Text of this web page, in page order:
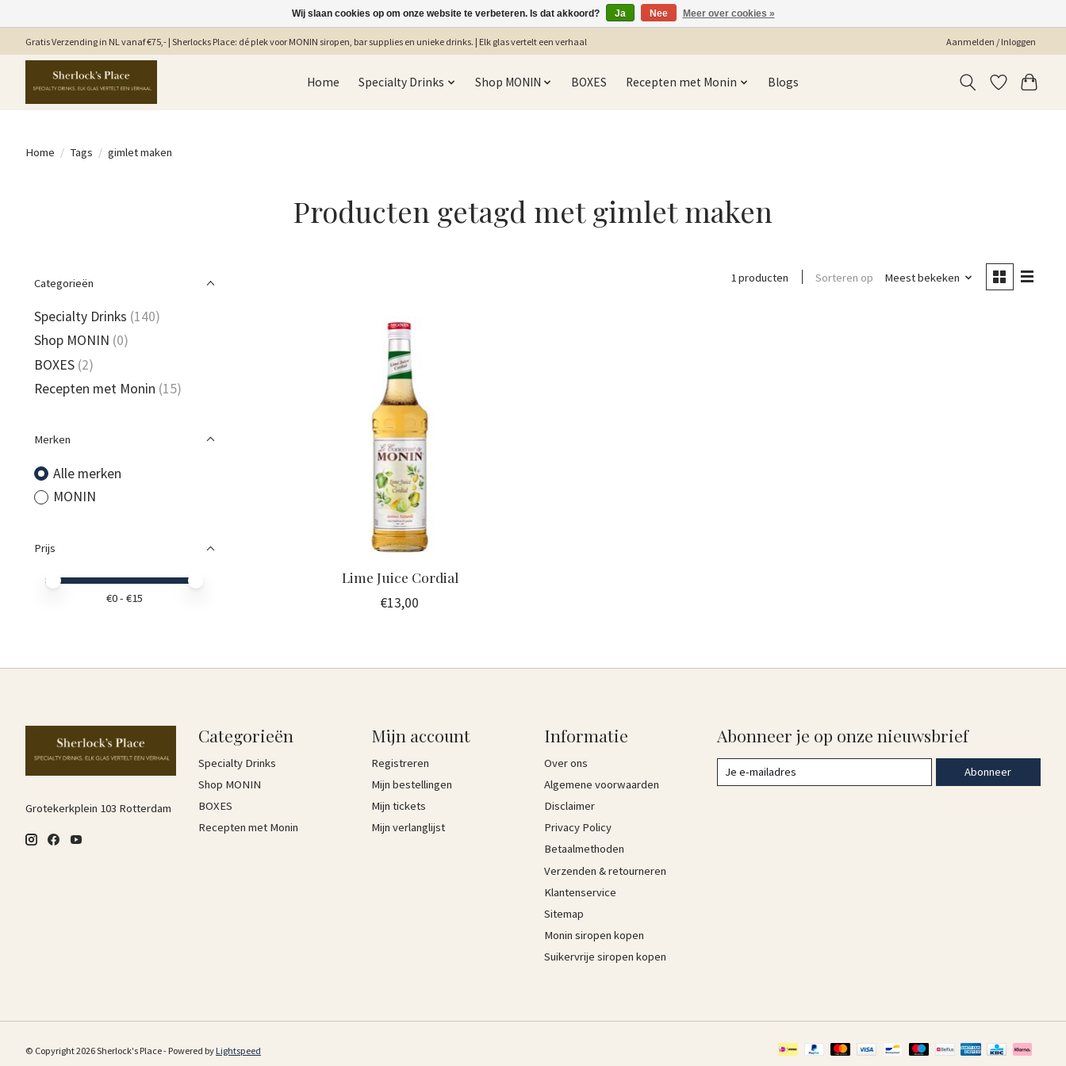
Gratis Verzending in NL vanaf €75,- | Sherlocks Place: dé plek voor MONIN siropen, bar supplies en unieke drinks. | Elk glas vertelt een verhaal Aanmelden / Inloggen
Home Specialty Drinks Shop MONIN BOXES Recepten met Monin Blogs
Home / Tags / gimlet maken
Producten getagd met gimlet maken
Categorieën
Specialty Drinks (140)
Shop MONIN (0)
BOXES (2)
Recepten met Monin (15)
Merken
Alle merken
MONIN
Prijs
Minimale prijswaarde
Price maximum value
€0- €15
1 producten Sorteren op Meest bekeken
Lime Juice Cordial
€13,00
Grotekerkplein 103 Rotterdam
Categorieën
Specialty Drinks
Shop MONIN
BOXES
Recepten met Monin
Mijn account
Registreren
Mijn bestellingen
Mijn tickets
Mijn verlanglijst
Informatie
Over ons
Algemene voorwaarden
Disclaimer
Privacy Policy
Betaalmethoden
Verzenden & retourneren
Klantenservice
Sitemap
Monin siropen kopen
Suikervrije siropen kopen
Abonneer je op onze nieuwsbrief
Abonneer
© Copyright 2026 Sherlock's Place - Powered byLightspeed
Wij slaan cookies op om onze website te verbeteren. Is dat akkoord? Ja Nee Meer over cookies »